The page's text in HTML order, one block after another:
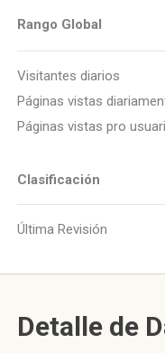
Rango Global
Visitantes diarios
Páginas vistas
Páginas vistas pro
Clasificación
Última Revisión
Detalle de